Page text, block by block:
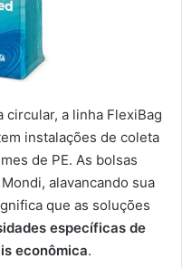
a linha FlexiBag
instalações de coleta
de PE. As bolsas
alavancando sua
que as soluções
específicas de
econômica.